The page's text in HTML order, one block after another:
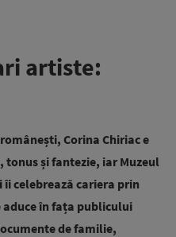
artiste:
Corina Chiriac e
și fantezie, iar Muzeul
celebrează cariera prin
în fața publicului
de familie,